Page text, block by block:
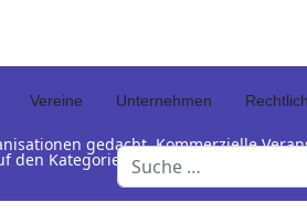
Vereine Unternehmen
Suchen
gedacht. Kommerzielle
Kategorienamen unterhalb der